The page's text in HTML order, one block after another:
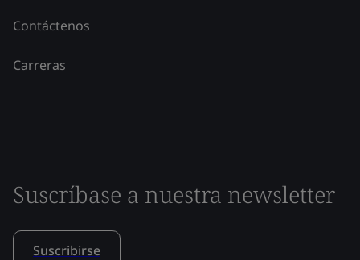
Contáctenos
Carreras
Suscríbase a nuestra newsletter
Suscribirse